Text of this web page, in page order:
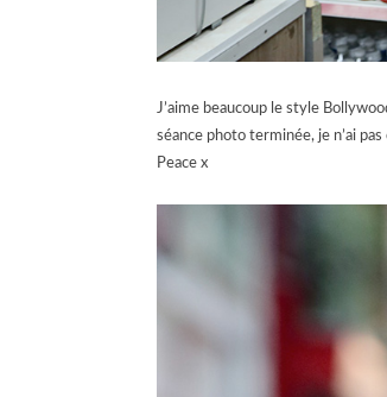
J’aime beaucoup le style
séance photo terminée, je n’ai
Peace x